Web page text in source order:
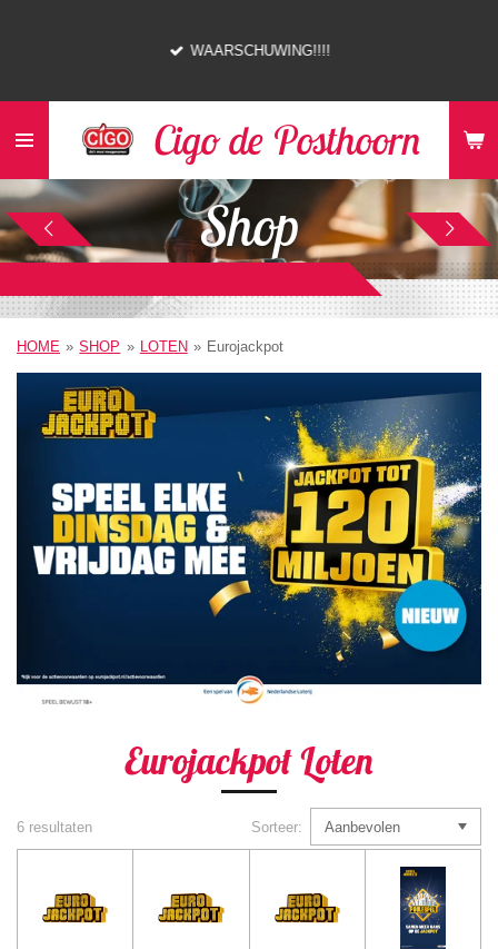
Cigo de Posthoorn
WAARSCHUWING!!!!
Shop
HOME » SHOP » LOTEN » Eurojackpot
Eurojackpot Loten
6 resultaten Sorteer: